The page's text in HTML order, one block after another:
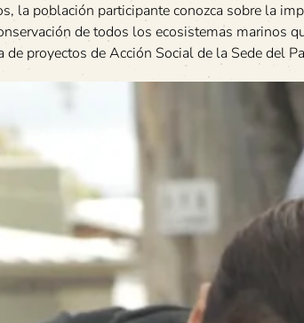
la población participante conozca sobre la
de todos los ecosistemas marinos
proyectos de Acción Social de la Sede del